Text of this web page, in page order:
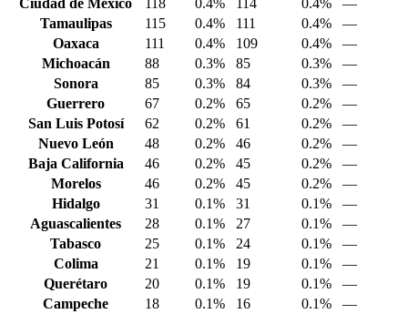
Ciudad de México
118 0.4% 114 0.4%
—
Tamaulipas
115 0.4% 111 0.4%
—
Oaxaca
111 0.4% 109 0.4%
—
Michoacán
88 0.3% 85 0.3%
—
Sonora
85 0.3% 84 0.3%
—
Guerrero
67 0.2% 65 0.2%
—
San Luis Potosí
62 0.2% 61 0.2%
—
Nuevo León
48 0.2% 46 0.2%
—
Baja California
46 0.2% 45 0.2%
—
Morelos
46 0.2% 45 0.2%
—
Hidalgo
31 0.1% 31 0.1%
—
Aguascalientes
28 0.1% 27 0.1%
—
Tabasco
25 0.1% 24 0.1%
—
Colima
21 0.1% 19 0.1%
—
Querétaro
20 0.1% 19 0.1%
—
Campeche
18 0.1% 16 0.1% —